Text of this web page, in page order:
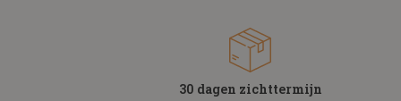
30 dagen zichttermijn